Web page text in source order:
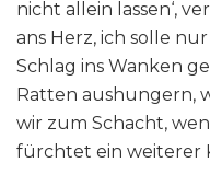
nicht allein lassen‘,
ans Herz, ich solle
Schlag ins Wanken
Ratten aushungern,
wir zum Schacht,
fürchtet ein weiterer